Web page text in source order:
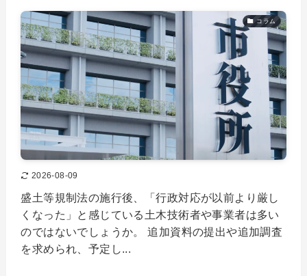
コラム
2026-08-09
盛土等規制法の施行後、「行政対応が以前より厳し
くなった」と感じている土木技術者や事業者は多い
のではないでしょうか。 追加資料の提出や追加調査
を求められ、予定し...